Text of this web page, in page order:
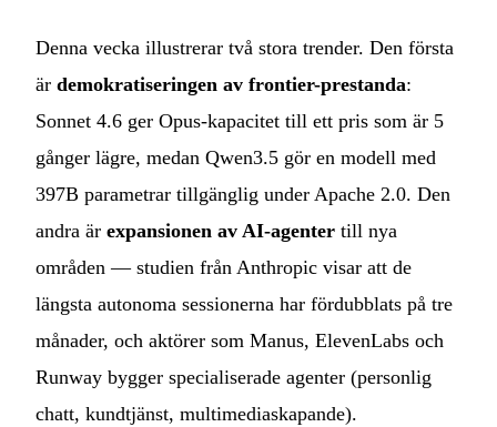
Denna vecka illustrerar två stora trender. Den första
är demokratiseringen av frontier-prestanda:
Sonnet 4.6 ger Opus-kapacitet till ett pris som är 5
gånger lägre, medan Qwen3.5 gör en modell med
397B parametrar tillgänglig under Apache 2.0. Den
andra är expansionen av AI-agenter till nya
områden — studien från Anthropic visar att de
längsta autonoma sessionerna har fördubblats på tre
månader, och aktörer som Manus, ElevenLabs och
Runway bygger specialiserade agenter (personlig
chatt, kundtjänst, multimediaskapande).